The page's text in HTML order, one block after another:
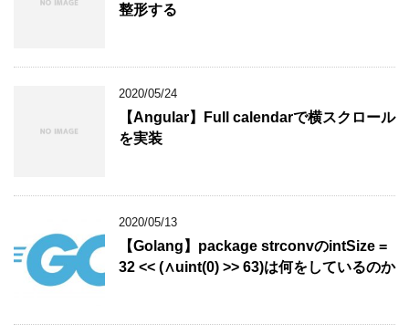
整形する
2020/05/24
【Angular】Full calendarで横スクロール
を実装
2020/05/13
【Golang】package strconvのintSize =
32 << (∧uint(0) >> 63)は何をしているのか